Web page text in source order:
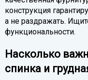
конструкция
а не раздражать.
функциональности.
Насколько
спинка и